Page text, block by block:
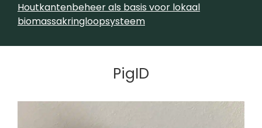
Houtkantenbeheer als basis voor lokaal
biomassakringloopsysteem
PigID